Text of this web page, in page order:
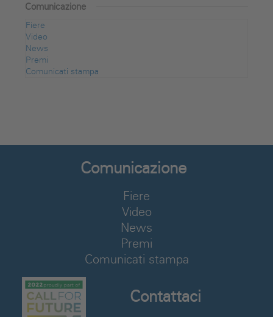
Comunicazione
Fiere
Video
News
Premi
Comunicati stampa
Comunicazione
Fiere
Video
News
Premi
Comunicati stampa
Contattaci